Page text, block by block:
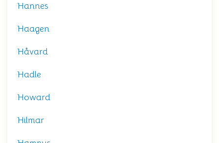
Hannes
Haagen
Håvard
Hadle
Howard
Hilmar